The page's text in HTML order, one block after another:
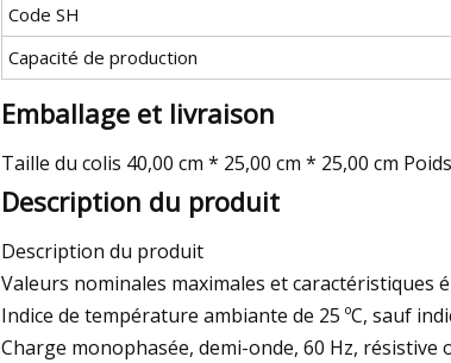
Code SH
Capacité de production
Emballage et livraison
Taille du colis 40,00 cm * 25,00 cm * 25,00 cm
Description du produit
Description du produit
Valeurs nominales maximales et caractéristiques
Indice de température ambiante de 25 ºC, sauf
Charge monophasée, demi-onde, 60 Hz, résistive